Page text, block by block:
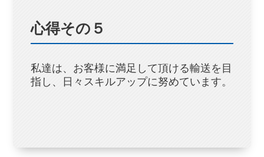
心得その５
私達は、お客様に満足して頂ける輸送を目
指し、日々スキルアップに努めています。